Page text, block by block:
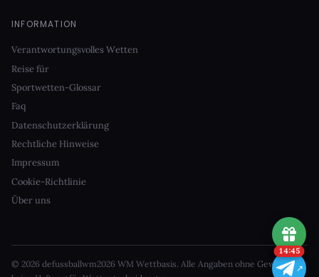
INFORMATION
Verantwortungsvolles Wetten
Reise für
Sportwetten-Glossar
Faq
Datenschutzerklärung
Rechtliche Hinweise
Impressum
Cookie-Richtlinie
Über uns
© 2026 defussballwm2026 WM Wettbasis. Alle Angaben ohne Gewähr —
14:45